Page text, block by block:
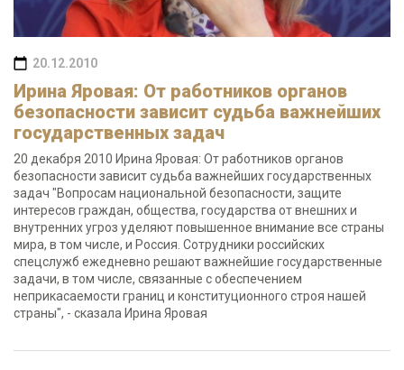
20.12.2010
Ирина Яровая: От работников органов
безопасности зависит судьба важнейших
государственных задач
20 декабря 2010 Ирина Яровая: От работников органов
безопасности зависит судьба важнейших государственных
задач "Вопросам национальной безопасности, защите
интересов граждан, общества, государства от внешних и
внутренних угроз уделяют повышенное внимание все страны
мира, в том числе, и Россия. Сотрудники российских
спецслужб ежедневно решают важнейшие государственные
задачи, в том числе, связанные с обеспечением
неприкасаемости границ и конституционного строя нашей
страны", - сказала Ирина Яровая